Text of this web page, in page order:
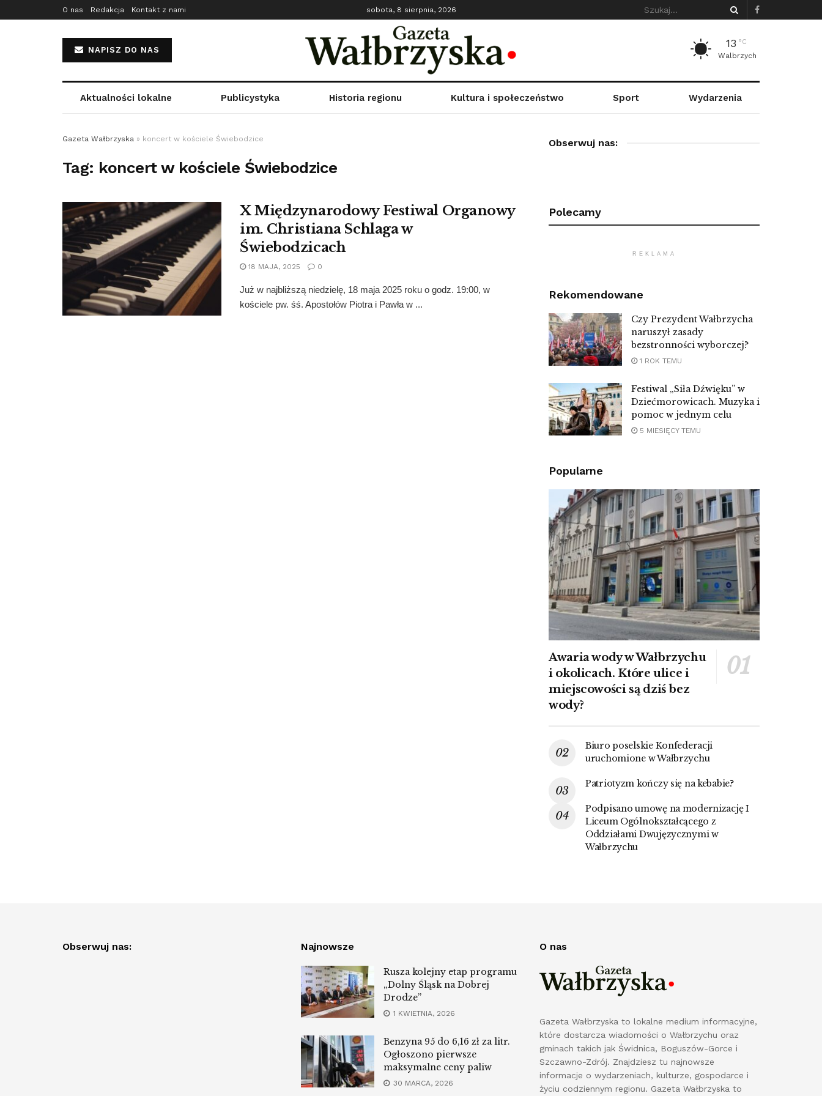
O nas Redakcja Kontakt z nami sobota, 8 sierpnia, 2026
NAPISZ DO NAS
13 °C
Walbrzych
Aktualności lokalne Publicystyka Historia regionu Kultura i społeczeństwo Sport Wydarzenia
Gazeta Wałbrzyska » koncert w kościele Świebodzice
Tag: koncert w kościele Świebodzice
X Międzynarodowy Festiwal Organowy
im. Christiana Schlaga w
Świebodzicach
18 MAJA, 2025 0
Już w najbliższą niedzielę, 18 maja 2025 roku o godz. 19:00, w
kościele pw. śś. Apostołów Piotra i Pawła w ...
Obserwuj nas:
Polecamy
REKLAMA
Rekomendowane
Czy Prezydent Wałbrzycha
naruszył zasady
bezstronności wyborczej?
1 ROK TEMU
Festiwal „Siła Dźwięku” w
Dziećmorowicach. Muzyka i
pomoc w jednym celu
5 MIESIĘCY TEMU
Popularne
Awaria wody w Wałbrzychu
i okolicach. Które ulice i
miejscowości są dziś bez
wody?
Biuro poselskie Konfederacji
uruchomione w Wałbrzychu
Patriotyzm kończy się na kebabie?
Podpisano umowę na modernizację I
Liceum Ogólnokształcącego z
Oddziałami Dwujęzycznymi w
Wałbrzychu
Obserwuj nas: Najnowsze
Rusza kolejny etap programu
„Dolny Śląsk na Dobrej
Drodze”
1 KWIETNIA, 2026
Benzyna 95 do 6,16 zł za litr.
Ogłoszono pierwsze
maksymalne ceny paliw
30 MARCA, 2026
O nas
Gazeta Wałbrzyska to lokalne medium informacyjne,
które dostarcza wiadomości o Wałbrzychu oraz
gminach takich jak Świdnica, Boguszów-Gorce i
Szczawno-Zdrój. Znajdziesz tu najnowsze
informacje o wydarzeniach, kulturze, gospodarce i
życiu codziennym regionu. Gazeta Wałbrzyska to